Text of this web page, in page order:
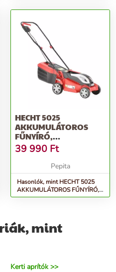
HECHT 5025
AKKUMULÁTOROS
FŰNYÍRÓ,
AKKU+TÖLTŐ NEM
TARTOZÉK
39 990 Ft
Pepita
Hasonlók, mint HECHT 5025
AKKUMULÁTOROS FŰNYÍRÓ,
akku+töltő nem tartozék
mint
Kerti aprítók >>